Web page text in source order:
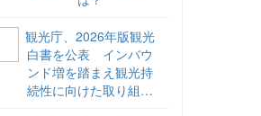
観光庁、2026年版観光
白書を公表 インバウ
ンド増を踏まえ観光持
続性に向けた取り組み